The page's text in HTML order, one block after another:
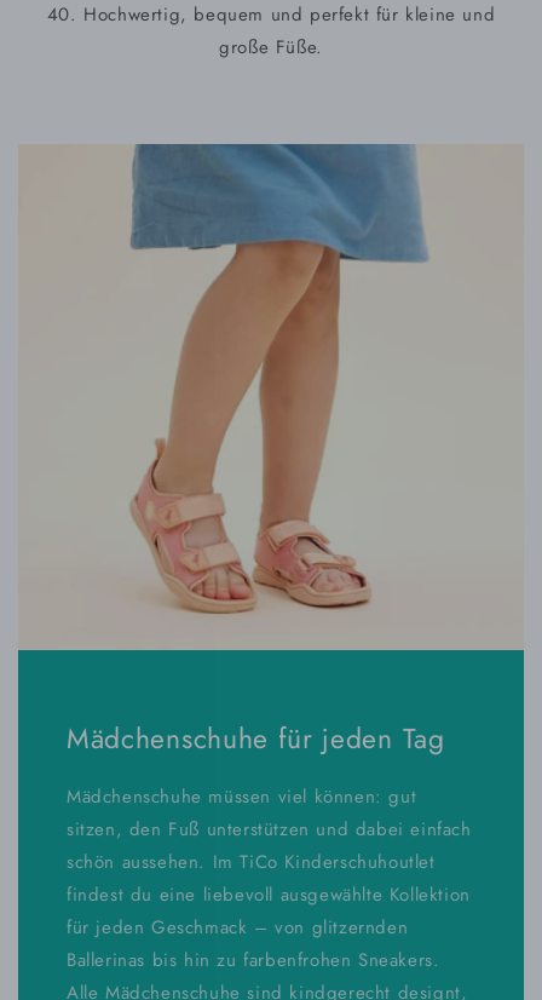
40. Hochwertig, bequem und perfekt für kleine und
große Füße.
Mädchenschuhe für jeden Tag
Mädchenschuhe müssen viel können: gut
sitzen, den Fuß unterstützen und dabei einfach
schön aussehen. Im TiCo Kinderschuhoutlet
findest du eine liebevoll ausgewählte Kollektion
für jeden Geschmack – von glitzernden
Ballerinas bis hin zu farbenfrohen Sneakers.
Alle Mädchenschuhe sind kindgerecht designt,